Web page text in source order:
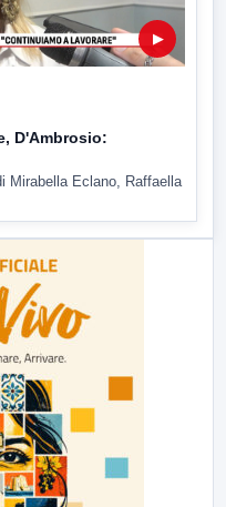
▶
D'Ambrosio:
Mirabella Eclano, Raffaella